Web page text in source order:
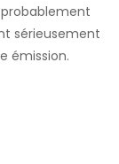
sérieusement
émission.